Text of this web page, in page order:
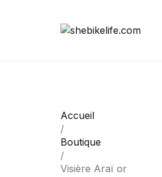
Accueil
/
Boutique
/
Visière Araï or